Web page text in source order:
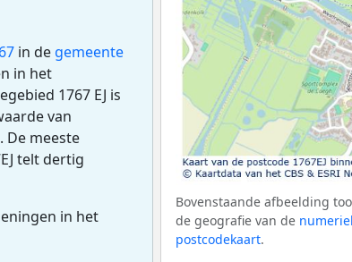
in de gemeente
in het
1767 EJ is
van
De meeste
telt dertig
in het
Bovenstaande afbeelding
de geografie van de
postcodekaart.